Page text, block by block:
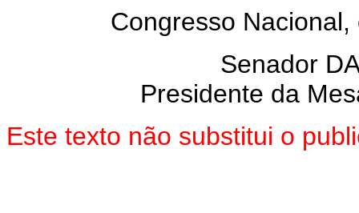
Congresso
Senador
Presidente da
Este texto não substitui o